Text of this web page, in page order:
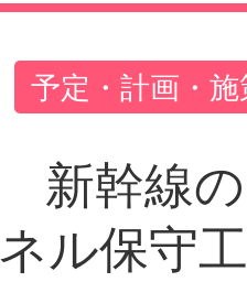
予定・計画・
新幹線
ル保守